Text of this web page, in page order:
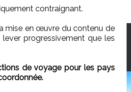
contraignant.
mise en œuvre du contenu de
progressivement que les
de voyage pour les pays